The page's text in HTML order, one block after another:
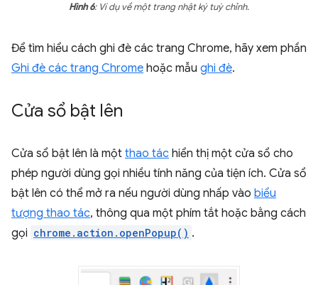
Hình 6: Ví dụ về một trang nhật ký tuỳ chỉnh.
Để tìm hiểu cách ghi đè các trang Chrome, hãy xem phần
Ghi đè các trang Chrome hoặc mẫu ghi đè.
Cửa sổ bật lên
Cửa sổ bật lên là một thao tác hiển thị một cửa sổ cho
phép người dùng gọi nhiều tính năng của tiện ích. Cửa sổ
bật lên có thể mở ra nếu người dùng nhấp vào biểu
tượng thao tác, thông qua một phím tắt hoặc bằng cách
gọi chrome.action.openPopup() .